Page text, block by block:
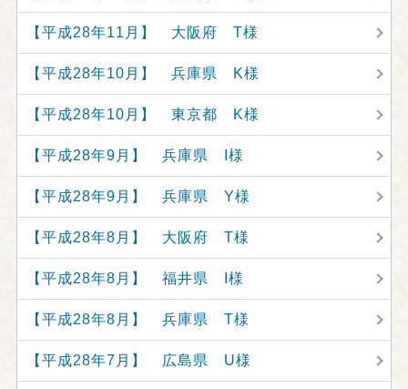
【平成28年11月】 大阪府 T様
【平成28年10月】 兵庫県 K様
【平成28年10月】 東京都 K様
【平成28年9月】 兵庫県 I様
【平成28年9月】 兵庫県 Y様
【平成28年8月】 大阪府 T様
【平成28年8月】 福井県 I様
【平成28年8月】 兵庫県 T様
【平成28年7月】 広島県 U様